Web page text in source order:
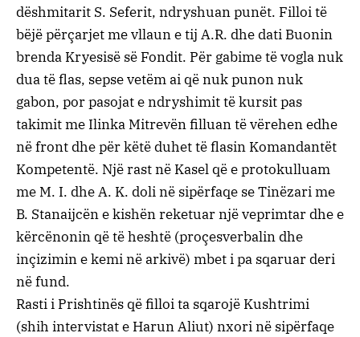
dëshmitarit S. Seferit, ndryshuan punët. Filloi të
bëjë përçarjet me vllaun e tij A.R. dhe dati Buonin
brenda Kryesisë së Fondit. Për gabime të vogla nuk
dua të flas, sepse vetëm ai që nuk punon nuk
gabon, por pasojat e ndryshimit të kursit pas
takimit me Ilinka Mitrevën filluan të vërehen edhe
në front dhe për këtë duhet të flasin Komandantët
Kompetentë. Një rast në Kasel që e protokulluam
me M. I. dhe A. K. doli në sipërfaqe se Tinëzari me
B. Stanaijcën e kishën reketuar një veprimtar dhe e
kërcënonin që të heshtë (proçesverbalin dhe
inçizimin e kemi në arkivë) mbet i pa sqaruar deri
në fund.
Rasti i Prishtinës që filloi ta sqarojë Kushtrimi
(shih intervistat e Harun Aliut) nxori në sipërfaqe